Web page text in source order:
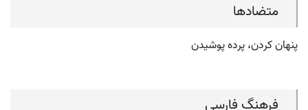
متضادها
پنهان کردن، پرده پوشیدن
فرهنگ فارسی